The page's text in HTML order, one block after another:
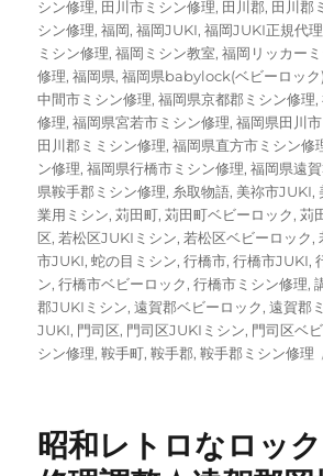
シン修理, 田川市ミシン修理, 田川郡, 田川郡
シン修理,福岡,福岡JUKI,福岡JUKI正規代
ミシン修理,福岡ミシン教室,福岡リッカー
修理,福岡県,福岡県babylock(ベビーロック
中間市ミシン修理,福岡県京都郡ミシン修理,
修理,福岡県宮若市ミシン修理,福岡県田川
田川郡ミミシン修理,福岡県直方市ミシン修
ン修理,福岡県行橋市ミシン修理,福岡県遠
県鞍手郡ミシン修理, 糸取物語, 美祢市JUKI,
業用ミシン,苅田町,苅田町ベビーロック,苅
区, 若松区JUKIミシン, 若松区ベビーロック,
市JUKI,蛇の目ミシン,行橋市,行橋市JUKI,
ン,行橋市ベビーロック,行橋市ミシン修理,
郡JUKIミシン,遠賀郡ベビーロック,遠賀郡
JUKI, 門司区, 門司区JUKIミシン, 門司区ベ
シン修理,鞍手町,鞍手郡,鞍手郡ミシン修理
昭和レトロなロッ